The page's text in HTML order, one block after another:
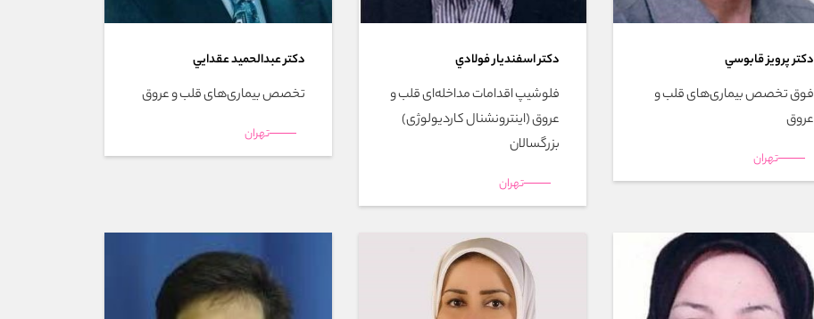
دکتر پرويز قابوسي
فوق تخصص بیماری‌های قلب و
عروق
تهران
دکتر اسفنديار فولادي
فلوشیپ اقدامات مداخله‌ای قلب و
عروق (اینترونشنال کاردیولوژی)
بزرگسالان
تهران
دکتر عبدالحميد عقدايي
تخصص بیماری‌های قلب و عروق
تهران